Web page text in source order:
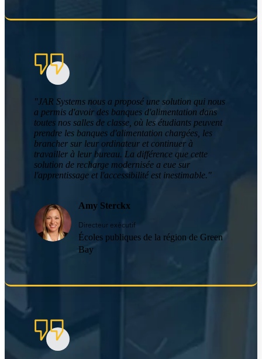
"JAR Systems nous a proposé une solution qui nous
a permis d'avoir des banques d'alimentation dans
toutes nos salles de classe, où les étudiants peuvent
prendre les banques d'alimentation chargées, les
brancher sur leur ordinateur et continuer à
travailler à leur bureau. La différence que cette
solution de recharge modernisée a eue sur
l'apprentissage et l'accessibilité est inestimable."
Amy Sterckx
Directeur exécutif
Écoles publiques de la région de Green
Bay